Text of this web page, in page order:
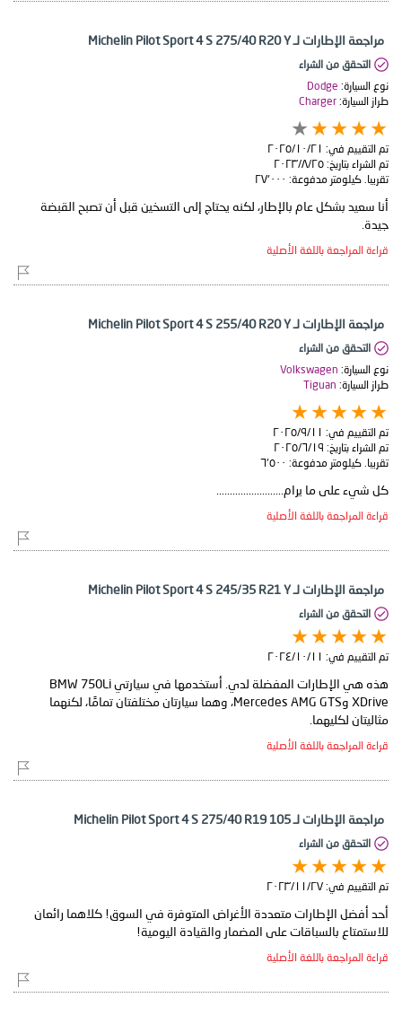
مراجعة الإطارات لـ Michelin Pilot Sport 4 S 275/40 R20 Y
التحقق من الشراء
نوع السيارة: Dodge
طراز السيارة: Charger
تم التقييم في: ٢١‏/١٠‏/٢٠٢٥
تم الشراء بتاريخ: ٢٥‏/٨‏/٢٠٢٣
تقريبا. كيلومتر مدفوعة: ٢٧٬٠٠٠
أنا سعيد بشكل عام بالإطار، لكنه يحتاج إلى التسخين قبل أن تصبح القبضة
جيدة.
قراءة المراجعة باللغة الأصلية
مراجعة الإطارات لـ Michelin Pilot Sport 4 S 255/40 R20 Y
التحقق من الشراء
نوع السيارة: Volkswagen
طراز السيارة: Tiguan
تم التقييم في: ١١‏/٩‏/٢٠٢٥
تم الشراء بتاريخ: ١٩‏/٦‏/٢٠٢٥
تقريبا. كيلومتر مدفوعة: ٦٬٥٠٠
كل شيء على ما يرام.........................
قراءة المراجعة باللغة الأصلية
مراجعة الإطارات لـ Michelin Pilot Sport 4 S 245/35 R21 Y
التحقق من الشراء
تم التقييم في: ١١‏/١٠‏/٢٠٢٤
هذه هي الإطارات المفضلة لدي. أستخدمها في سيارتي BMW 750Li
XDrive وMercedes AMG GTS، وهما سيارتان مختلفتان تمامًا، لكنهما
مثاليتان لكليهما.
قراءة المراجعة باللغة الأصلية
مراجعة الإطارات لـ Michelin Pilot Sport 4 S 275/40 R19 105
التحقق من الشراء
تم التقييم في: ٢٧‏/١١‏/٢٠٢٣
أحد أفضل الإطارات متعددة الأغراض المتوفرة في السوق! كلاهما رائعان
للاستمتاع بالسباقات على المضمار والقيادة اليومية!
قراءة المراجعة باللغة الأصلية